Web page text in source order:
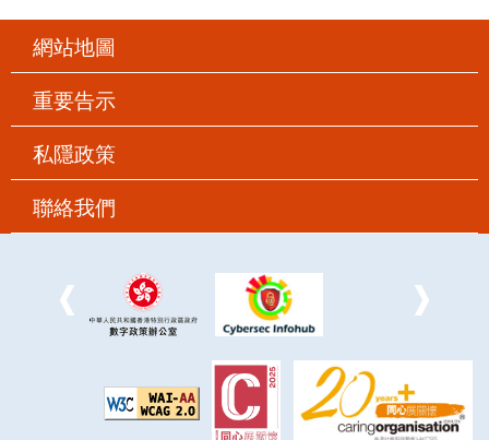
網站地圖
重要告示
私隱政策
聯絡我們